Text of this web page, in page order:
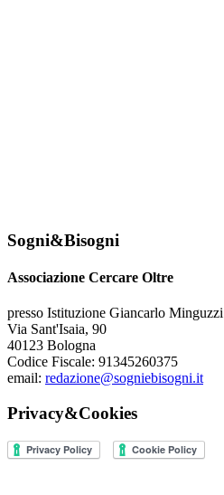
Sogni&Bisogni
Associazione Cercare Oltre
presso Istituzione Giancarlo Minguzzi
Via Sant'Isaia, 90
40123 Bologna
Codice Fiscale: 91345260375
email: redazione@sogniebisogni.it
Privacy&Cookies